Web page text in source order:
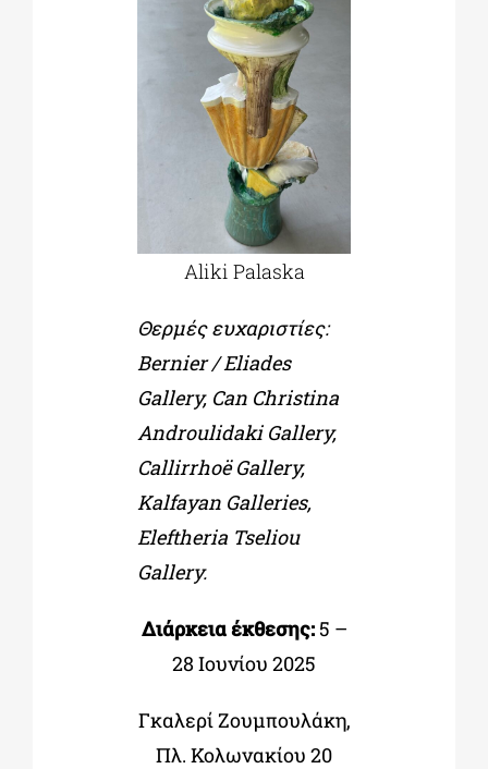
Aliki Palaska
Θερμές ευχαριστίες:
Bernier / Eliades
Gallery, Can Christina
Androulidaki Gallery,
Callirrhoë Gallery,
Kalfayan Galleries,
Eleftheria Tseliou
Gallery.
Διάρκεια έκθεσης: 5 –
28 Ιουνίου 2025
Γκαλερί Ζουμπουλάκη,
Πλ. Κολωνακίου 20